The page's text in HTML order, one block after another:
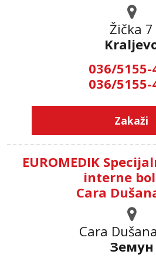
Žička 7
036/5155-
036/5155-
Zakaži
EUROMEDIK
interne
Cara
Cara
Земун